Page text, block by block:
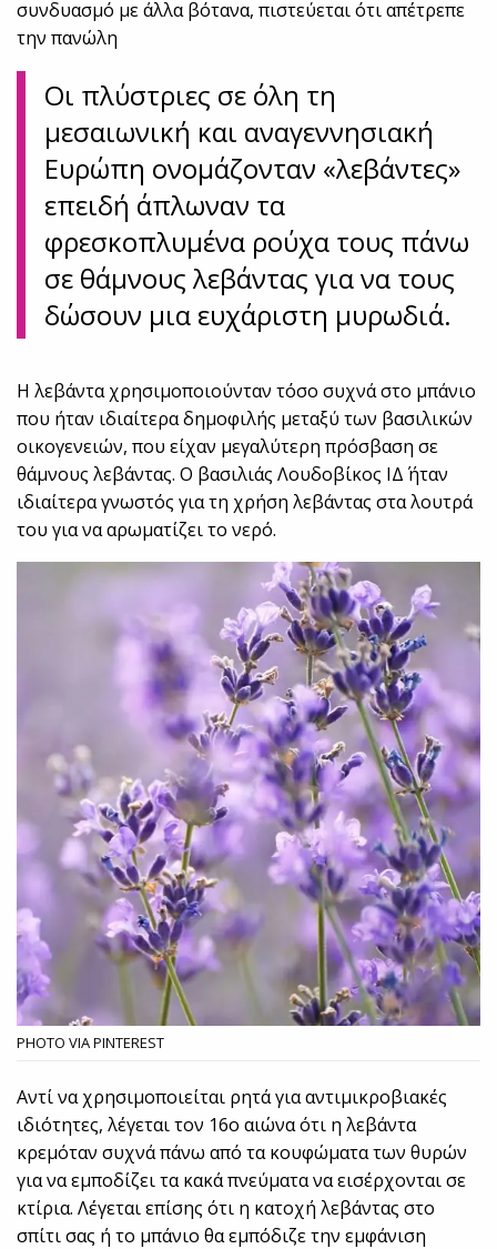
συνδυασμό με άλλα βότανα, πιστεύεται ότι απέτρεπε
την πανώλη
Οι πλύστριες σε όλη τη
μεσαιωνική και αναγεννησιακή
Ευρώπη ονομάζονταν «λεβάντες»
επειδή άπλωναν τα
φρεσκοπλυμένα ρούχα τους πάνω
σε θάμνους λεβάντας για να τους
δώσουν μια ευχάριστη μυρωδιά.
Η λεβάντα χρησιμοποιούνταν τόσο συχνά στο μπάνιο
που ήταν ιδιαίτερα δημοφιλής μεταξύ των βασιλικών
οικογενειών, που είχαν μεγαλύτερη πρόσβαση σε
θάμνους λεβάντας. Ο βασιλιάς Λουδοβίκος ΙΔ΄ ήταν
ιδιαίτερα γνωστός για τη χρήση λεβάντας στα λουτρά
του για να αρωματίζει το νερό.
PHOTO VIA PINTEREST
Αντί να χρησιμοποιείται ρητά για αντιμικροβιακές
ιδιότητες, λέγεται τον 16ο αιώνα ότι η λεβάντα
κρεμόταν συχνά πάνω από τα κουφώματα των θυρών
για να εμποδίζει τα κακά πνεύματα να εισέρχονται σε
κτίρια. Λέγεται επίσης ότι η κατοχή λεβάντας στο
σπίτι σας ή το μπάνιο θα εμπόδιζε την εμφάνιση